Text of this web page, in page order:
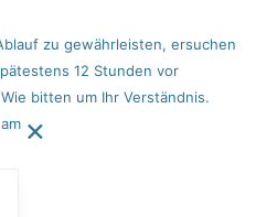
zu gewährleisten, ersuchen
12 Stunden vor
bitten um Ihr Verständnis.
×